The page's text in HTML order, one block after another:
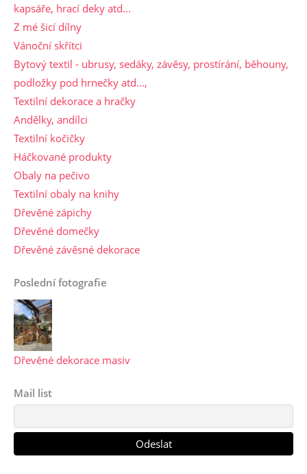
kapsáře, hrací deky atd...
Z mé šicí dílny
Vánoční skřítci
Bytový textil - ubrusy, sedáky, závěsy, prostírání, běhouny,
podložky pod hrnečky atd...,
Textilní dekorace a hračky
Andělky, andílci
Textilní kočičky
Háčkované produkty
Obaly na pečivo
Textilní obaly na knihy
Dřevěné zápichy
Dřevěné domečky
Dřevěné závěsné dekorace
Poslední fotografie
Dřevěné dekorace masiv
Mail list